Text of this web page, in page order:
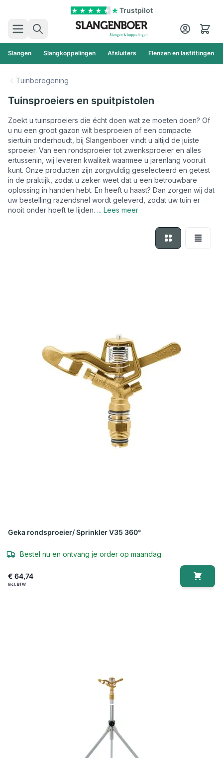
Trustpilot
Zoek
Cart
Slangen Slangkoppelingen Afsluiters Flenzen en lasfittingen
Tuinberegening
Tuinsproeiers en spuitpistolen
Zoekt u tuinsproeiers die écht doen wat ze moeten doen? Of
u nu een groot gazon wilt besproeien of een compacte
siertuin onderhoudt, bij Slangenboer vindt u altijd de juiste
sproeier. Van een rondsproeier tot zwenksproeier en alles
ertussenin, wij leveren kwaliteit waarmee u jarenlang vooruit
kunt. Onze producten zijn zorgvuldig geselecteerd en getest
in de praktijk, zodat u zeker weet dat u een betrouwbare
oplossing in handen hebt. En heeft u haast? Dan zorgen wij dat
uw bestelling razendsnel wordt geleverd, zodat uw tuin er
nooit onder hoeft te lijden. ... Lees meer
Foto-tabelLijst
Geka rondsproeier/ Sprinkler V35 360°
Bestel nu en ontvang je order op maandag
€ 64,74